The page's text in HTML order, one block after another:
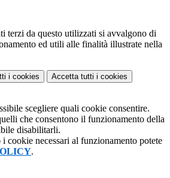
terzi da questo utilizzati si avvalgono di
ed utili alle finalità illustrate nella
i cookies Accetta tutti i cookies
scegliere quali cookie consentire.
che consentono il funzionamento della
disabilitarli.
cookie necessari al funzionamento potete
.